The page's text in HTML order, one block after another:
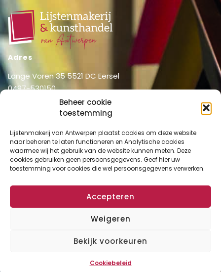
Beheer cookie
toestemming
Lijstenmakerij van Antwerpen plaatst cookies om deze website
naar behoren te laten functioneren en Analytische cookies
waarmee wij het gebruik van de website kunnen meten. Deze
cookies gebruiken geen persoonsgegevens. Geef hier uw
toestemming voor cookies die wel persoonsgegevens verwerken.
Accepteren
Weigeren
Bekijk voorkeuren
Cookiebeleid
Adres
Lange Voren 35 5521 DC Eersel
0497-530150
info@lijstenmakerij vanantwerpen.nl
Home
Over ons
Diensten
Lijstenmakerij
Shop
Shop
Mijn account
Winkelmand
Checkout
Copyright © 2024 Lijstenmakerij van Antwerpen. All rights reserved.
Algemene VoorwaardenDisclaimerPrivacy Verklaring